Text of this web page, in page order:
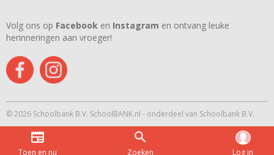
Volg ons op Facebook en Instagram en ontvang leuke
herinneringen aan vroeger!
© 2026 Schoolbank B.V. SchoolBANK.nl - onderdeel van Schoolbank B.V.
Toen en nu Zoeken Log in